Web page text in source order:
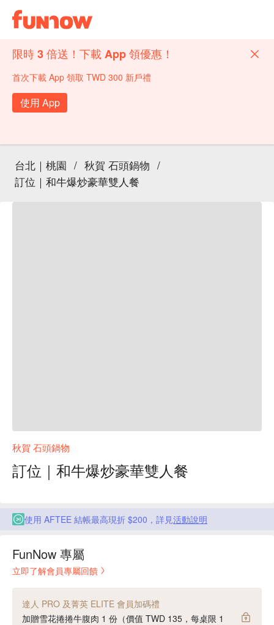
限時 3 倍送！下載 App 領優惠！
首次下載 App 領取 TWD 300 新戶禮
使用 App
台北｜桃園 / 秋賀 石頭鍋物 /
訂位｜和牛爆炒豪華雙人餐
秋賀 石頭鍋物
訂位｜和牛爆炒豪華雙人餐
使用 AFTEE 結帳最高現折 $200，詳見活動說明
FunNow 專屬
立即了解會員專屬回饋
達人 PRO 及菁英 ELITE 會員加碼禮
加贈雪花捲捲牛腹肉 1 份（價值 TWD 135，每桌限 1